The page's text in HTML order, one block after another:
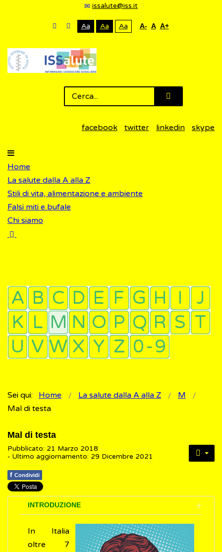
issalute@iss.it
Aa Aa Aa A- A A+
facebook twitter linkedin skype
Home
La salute dalla A alla Z
Stili di vita, alimentazione e ambiente
Falsi miti e bufale
Chi siamo
Sei qui: Home La salute dalla A alla Z
M
Mal di testa
Mal di testa
Pubblicato: 21 Marzo 2018
- Ultimo aggiornamento: 29 Dicembre 2021
f Condividi
INTRODUZIONE
In Italia
oltre 7